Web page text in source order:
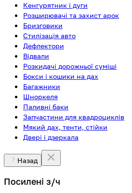
Кенгурятник і дуги
Розширювачі та захист арок
Бризговики
Стилізація авто
Дефлектори
Відвали
Розкидачі дорожньої суміші
Бокси і кошики на дах
Багажники
Шноркеля
Паливні баки
Запчастини для квадроциклів
Мякий дах, тенти, стійки
Двері і дзеркала
Назад
Посилені з/ч